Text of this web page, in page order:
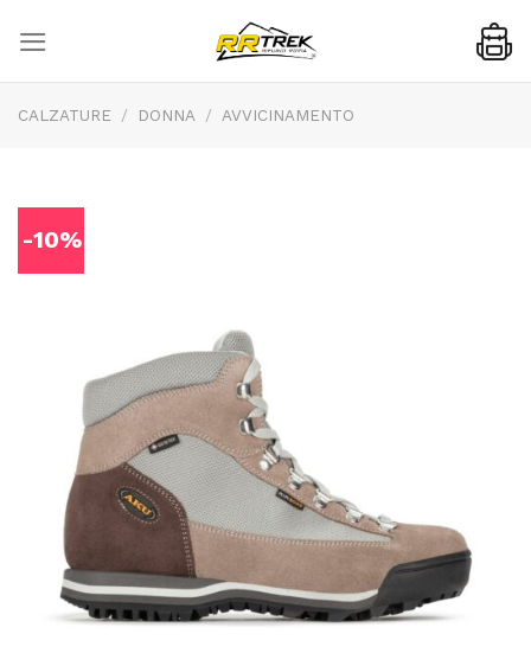
content
CALZATURE / DONNA / AVVICINAMENTO
-10%